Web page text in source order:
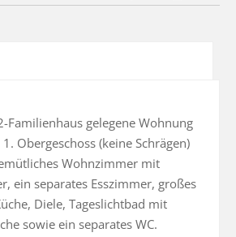
Familienhaus gelegene Wohnung
Obergeschoss (keine Schrägen)
Wohnzimmer mit
ein separates Esszimmer, großes
Diele, Tageslichtbad mit
sowie ein separates WC.